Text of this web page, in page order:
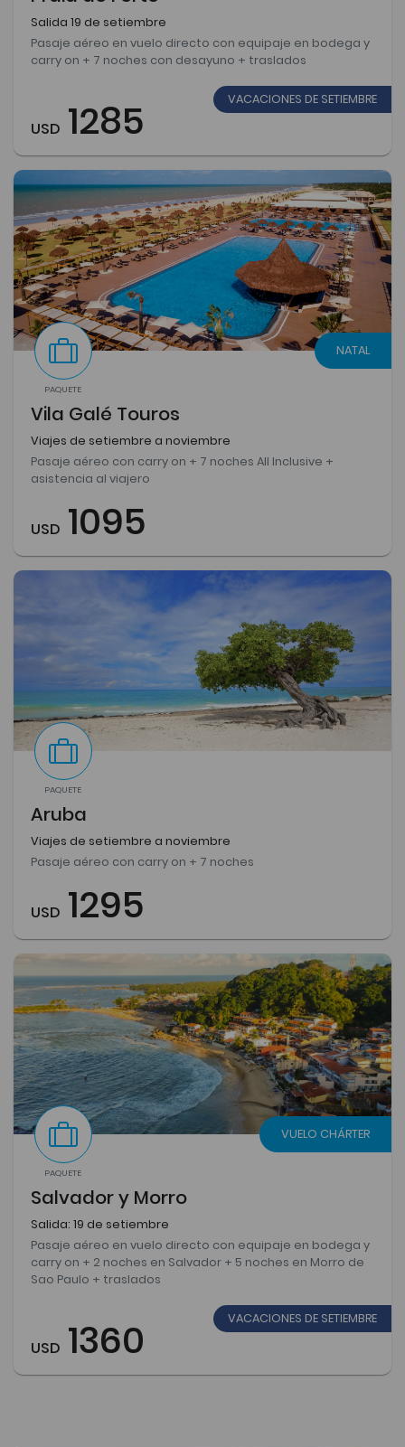
Salida 19 de setiembre
Pasaje aéreo en vuelo directo con equipaje en bodega y
carry on + 7 noches con desayuno + traslados
VACACIONES DE SETIEMBRE
USD 1285
PAQUETE
NATAL
Vila Galé Touros
Viajes de setiembre a noviembre
Pasaje aéreo con carry on + 7 noches All Inclusive +
asistencia al viajero
USD 1095
PAQUETE
Aruba
Viajes de setiembre a noviembre
Pasaje aéreo con carry on + 7 noches
USD 1295
PAQUETE
VUELO CHÁRTER
Salvador y Morro
Salida: 19 de setiembre
Pasaje aéreo en vuelo directo con equipaje en bodega y
carry on + 2 noches en Salvador + 5 noches en Morro de
Sao Paulo + traslados
VACACIONES DE SETIEMBRE
USD 1360